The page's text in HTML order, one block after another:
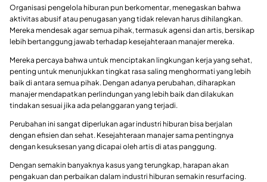
Organisasi pengelola hiburan pun berkomentar, menegaskan bahwa
aktivitas abusif atau penugasan yang tidak relevan harus dihilangkan.
Mereka mendesak agar semua pihak, termasuk agensi dan artis, bersikap
lebih bertanggung jawab terhadap kesejahteraan manajer mereka.
Mereka percaya bahwa untuk menciptakan lingkungan kerja yang sehat,
penting untuk menunjukkan tingkat rasa saling menghormati yang lebih
baik di antara semua pihak. Dengan adanya perubahan, diharapkan
manajer mendapatkan perlindungan yang lebih baik dan dilakukan
tindakan sesuai jika ada pelanggaran yang terjadi.
Perubahan ini sangat diperlukan agar industri hiburan bisa berjalan
dengan efisien dan sehat. Kesejahteraan manajer sama pentingnya
dengan kesuksesan yang dicapai oleh artis di atas panggung.
Dengan semakin banyaknya kasus yang terungkap, harapan akan
pengakuan dan perbaikan dalam industri hiburan semakin resurfacing.